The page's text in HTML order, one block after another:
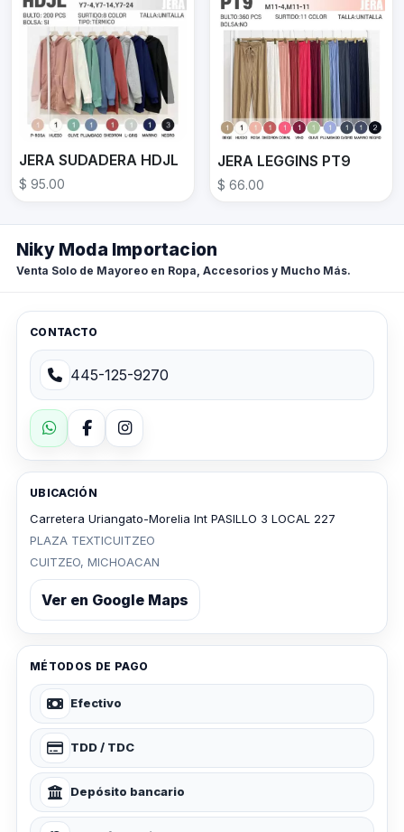
JERA SUDADERA HDJL
$ 95.00
JERA LEGGINS PT9
$ 66.00
Niky Moda Importacion
Venta Solo de Mayoreo en Ropa, Accesorios y Mucho Más.
CONTACTO
445-125-9270
UBICACIÓN
Carretera Uriangato-Morelia Int PASILLO 3 LOCAL 227
PLAZA TEXTICUITZEO
CUITZEO, MICHOACAN
Ver en Google Maps
MÉTODOS DE PAGO
Efectivo
TDD / TDC
Depósito bancario